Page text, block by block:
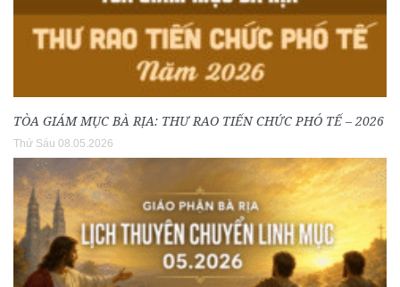
TÒA GIÁM MỤC BÀ RỊA: THƯ RAO TIẾN CHỨC PHÓ TẾ – 2026
Thứ Sáu 08.05.2026